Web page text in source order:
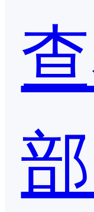
部